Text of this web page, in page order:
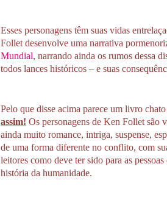
Esses personagens têm suas vidas
Follet desenvolve uma narrativa
Mundial, narrando ainda os rumos dessa
todos lances históricos – e suas
Pelo que disse acima parece um livro
assim! Os personagens de Ken Follet são
ainda muito romance, intriga, suspense,
de uma forma diferente no conflito, com
leitores como deve ter sido para as
história da humanidade.